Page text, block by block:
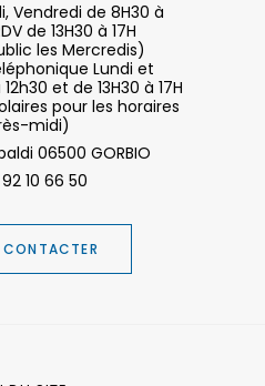
Vendredi de 8H30 à
de 13H30 à 17H
les Mercredis)
Lundi et
et de 13H30 à 17H
pour les horaires
midi)
06500 GORBIO
10 66 50
CONTACTER